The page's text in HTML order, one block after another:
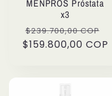
MENPROS Próstata
x3
Precio
habitual
$239.700,00 COP
de
$159.800,00 COP